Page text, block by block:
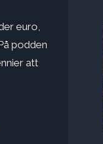
euro,
podden
att